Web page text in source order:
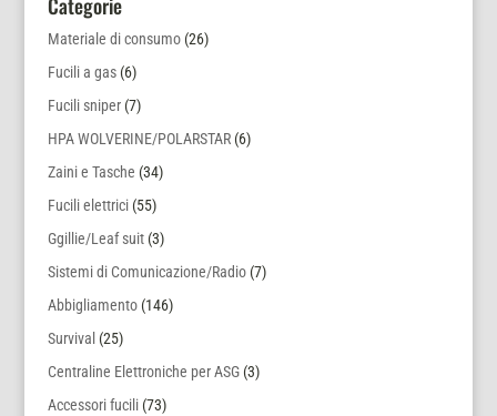
Categorie
Materiale di consumo (26)
Fucili a gas (6)
Fucili sniper (7)
HPA WOLVERINE/POLARSTAR (6)
Zaini e Tasche (34)
Fucili elettrici (55)
Ggillie/Leaf suit (3)
Sistemi di Comunicazione/Radio (7)
Abbigliamento (146)
Survival (25)
Centraline Elettroniche per ASG (3)
Accessori fucili (73)